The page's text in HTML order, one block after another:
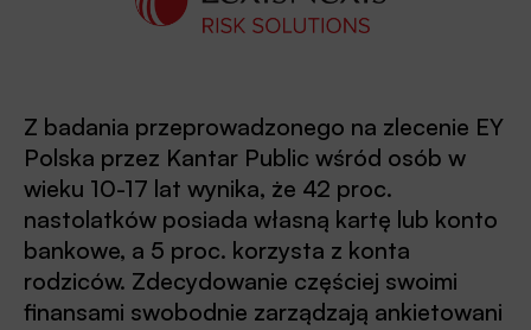
Z badania przeprowadzonego na zlecenie EY
Polska przez Kantar Public wśród osób w
wieku 10-17 lat wynika, że 42 proc.
nastolatków posiada własną kartę lub konto
bankowe, a 5 proc. korzysta z konta
rodziców. Zdecydowanie częściej swoimi
finansami swobodnie zarządzają ankietowani